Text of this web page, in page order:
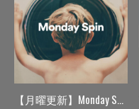
【月曜更新】Monday Spin